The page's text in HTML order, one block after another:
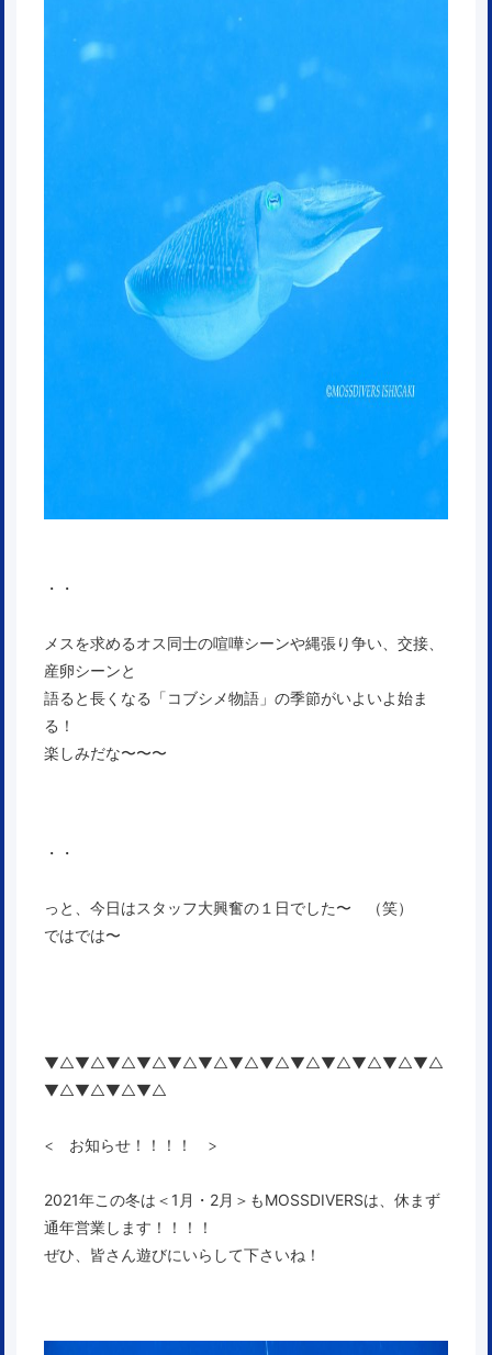
・・
メスを求めるオス同士の喧嘩シーンや縄張り争い、交接、
産卵シーンと
語ると長くなる「コブシメ物語」の季節がいよいよ始ま
る！
楽しみだな〜〜〜
・・
っと、今日はスタッフ大興奮の１日でした〜 （笑）
ではでは〜
▼△▼△▼△▼△▼△▼△▼△▼△▼△▼△▼△▼△▼△
▼△▼△▼△▼△
< お知らせ！！！！ >
2021年この冬は＜1月・2月＞もMOSSDIVERSは、休まず
通年営業します！！！！
ぜひ、皆さん遊びにいらして下さいね！